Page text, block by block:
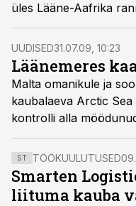
üles Lääne-Aafrika
UUDISED31.07.09, 10:23
Läänemeres
Malta omanikule ja
kaubalaeva Arctic
kontrolli alla
Ölandi ja Gotlandi
ST TÖÖKUULUTUSED
Smarten
liituma kauba